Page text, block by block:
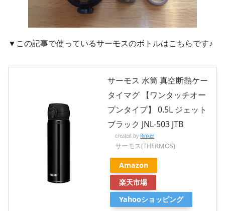
▼この記事で使っているサーモスのボトルはこちらです♪
サーモス 水筒 真空断熱ケー
タイマグ 【ワンタッチオー
プンタイプ】 0.5L ジェット
ブラック JNL-503 JTB
created by Rinker
サーモス(THERMOS)
Amazon
楽天市場
Yahooショッピング